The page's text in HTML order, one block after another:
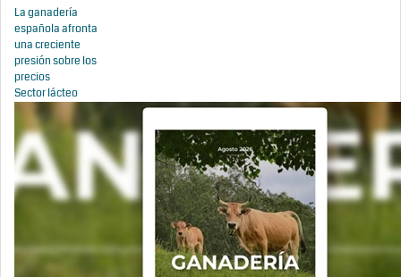
La ganadería
española afronta
una creciente
presión sobre los
precios
Sector lácteo